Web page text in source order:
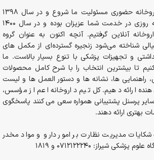
از سال 1394در قالب داروخانه حضوری مسئولیت ما شروع و در سال 1398
داروخانه به صورت شبانه روزی در خدمت شما عزیزان بوده و در سال 1400
آنلاین گرفتیم. آنچه اکنون به عنوان گروه
شناخته می‌شود زنجیره گسترده‌ای از مکمل های
و تجهیزات پزشکی با تنوع بسیار بالاست. ما
تا بیشترین انتخاب را با شرح کامل محصولات
راهنمایی ها، نشانه ها و دستور العمل ها و لیست
ارائه دهیم. کل تیم داروخانه اعم از مؤسس،
پرسنل پشتیبانی همواره سعی می کنند پاسخگوی
بهتری ارائه دهند.
مدیریت نظارت بر امور دارو و مواد مخدر
شیراز: 0712122240 و 1819